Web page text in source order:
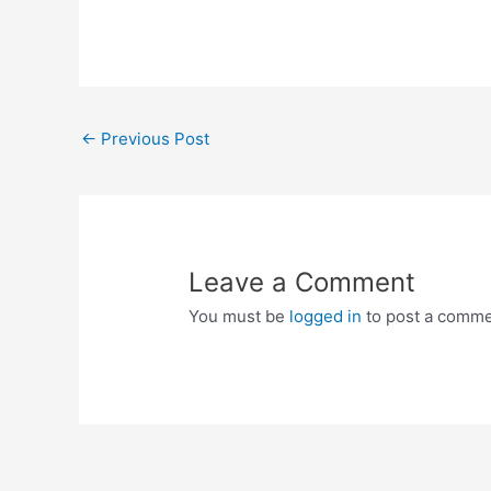
Post
← Previous Post
Leave a Comment
You must be logged in to post a